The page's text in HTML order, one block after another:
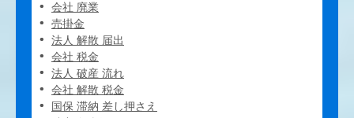
会社 廃業
売掛金
法人 解散 届出
会社 税金
法人 破産 流れ
会社 解散 税金
国保 滞納 差し押さえ